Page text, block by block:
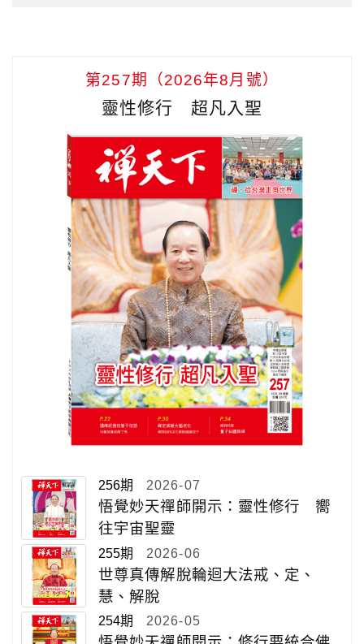
第257期（2026年8月號）
靈性修行 超凡入聖
256期 2026-07
悟覺妙天禪師開示：靈性修行 嚮
往宇宙聖靈
255期 2026-06
世尊真傳解脫輪迴大法戒、定、
慧、解脫
254期 2026-05